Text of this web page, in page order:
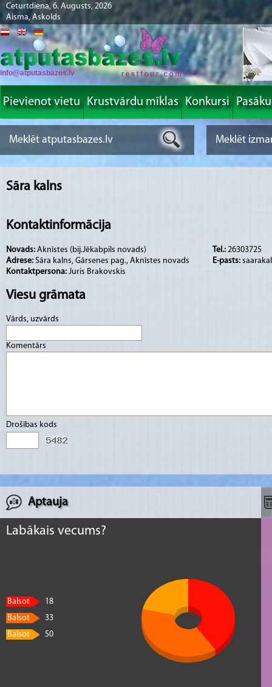
Ceturtdiena, 6. Augusts, 2026
Aisma, Askolds
info@atputasbazes.lv
Pievienot vietu Krustvārdu mīklas Konkursi
Sāra kalns
Kontaktinformācija
Novads: Aknīstes (bij.Jēkabpils novads)
Adrese: Sāra kalns, Gārsenes pag., Aknīstes novads
Kontaktpersona: Juris Brakovskis
Tel.: 26303725
E-pasts:
Viesu grāmata
Vārds, uzvārds
Komentārs
Drošības kods
Aptauja
Labākais vecums?
Balsot
18
Balsot
33
Balsot
50